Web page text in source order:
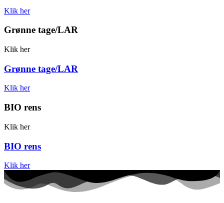
Klik her
Grønne tage/LAR
Klik her
Grønne tage/LAR
Klik her
BIO rens
Klik her
BIO rens
Klik her